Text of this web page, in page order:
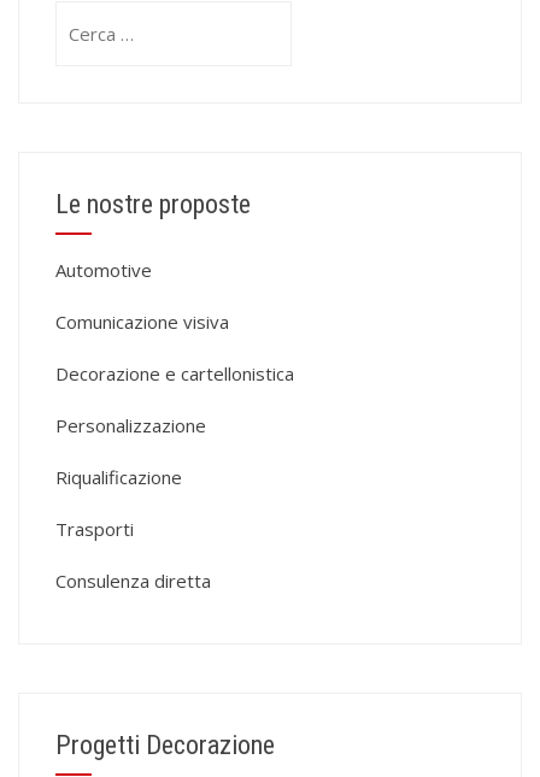
per:
Le nostre proposte
Automotive
Comunicazione visiva
Decorazione e cartellonistica
Personalizzazione
Riqualificazione
Trasporti
Consulenza diretta
Progetti Decorazione